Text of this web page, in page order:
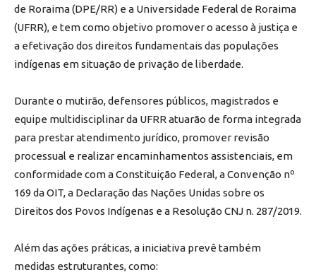
de Roraima (DPE/RR) e a Universidade Federal de Roraima
(UFRR), e tem como objetivo promover o acesso à justiça e
a efetivação dos direitos fundamentais das populações
indígenas em situação de privação de liberdade.
Durante o mutirão, defensores públicos, magistrados e
equipe multidisciplinar da UFRR atuarão de forma integrada
para prestar atendimento jurídico, promover revisão
processual e realizar encaminhamentos assistenciais, em
conformidade com a Constituição Federal, a Convenção nº
169 da OIT, a Declaração das Nações Unidas sobre os
Direitos dos Povos Indígenas e a Resolução CNJ n. 287/2019.
Além das ações práticas, a iniciativa prevê também
medidas estruturantes, como: